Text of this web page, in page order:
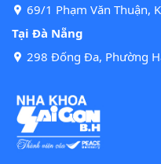
69/1 Phạm Văn Thuận,
Tại Đà Nẵng
298 Đống Đa, Phường